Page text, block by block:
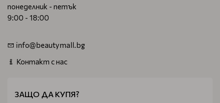
понеделник - петък
9:00 - 18:00
info@beautymall.bg
Контакт с нас
ЗАЩО ДА КУПЯ?